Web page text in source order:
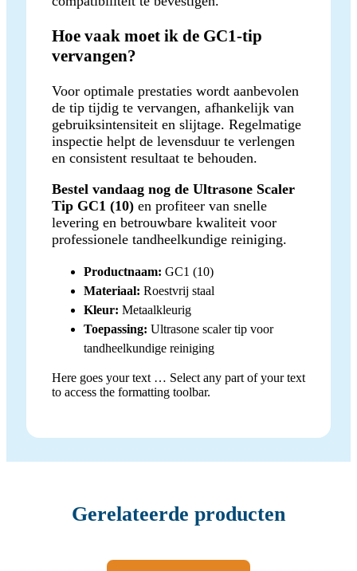
Hoe vaak moet ik de GC1-tip
vervangen?
Voor optimale prestaties wordt aanbevolen
de tip tijdig te vervangen, afhankelijk van
gebruiksintensiteit en slijtage. Regelmatige
inspectie helpt de levensduur te verlengen
en consistent resultaat te behouden.
Bestel vandaag nog de Ultrasone Scaler
Tip GC1 (10) en profiteer van snelle
levering en betrouwbare kwaliteit voor
professionele tandheelkundige reiniging.
Productnaam: GC1 (10)
Materiaal: Roestvrij staal
Kleur: Metaalkleurig
Toepassing: Ultrasone scaler tip voor
tandheelkundige reiniging
Here goes your text … Select any part of your text
to access the formatting toolbar.
Gerelateerde producten